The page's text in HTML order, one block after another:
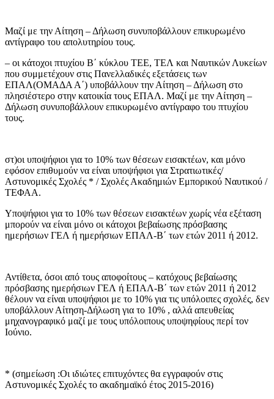
Μαζί με την Αίτηση – Δήλωση συνυποβάλλουν επικυρωμένο
αντίγραφο του απολυτηρίου τους.
– οι κάτοχοι πτυχίου Β΄ κύκλου ΤΕΕ, ΤΕΛ και Ναυτικών Λυκείων
που συμμετέχουν στις Πανελλαδικές εξετάσεις των
ΕΠΑΛ(ΟΜΑΔΑ Α΄) υποβάλλουν την Αίτηση – Δήλωση στο
πλησιέστερο στην κατοικία τους ΕΠΑΛ. Μαζί με την Αίτηση –
Δήλωση συνυποβάλλουν επικυρωμένο αντίγραφο του πτυχίου
τους.
στ)οι υποψήφιοι για το 10% των θέσεων εισακτέων, και μόνο
εφόσον επιθυμούν να είναι υποψήφιοι για Στρατιωτικές/
Αστυνομικές Σχολές * / Σχολές Ακαδημιών Εμπορικού Ναυτικού /
ΤΕΦΑΑ.
Υποψήφιοι για το 10% των θέσεων εισακτέων χωρίς νέα εξέταση
μπορούν να είναι μόνο οι κάτοχοι βεβαίωσης πρόσβασης
ημερήσιων ΓΕΛ ή ημερήσιων ΕΠΑΛ-Β΄ των ετών 2011 ή 2012.
Αντίθετα, όσοι από τους αποφοίτους – κατόχους βεβαίωσης
πρόσβασης ημερήσιων ΓΕΛ ή ΕΠΑΛ-Β΄ των ετών 2011 ή 2012
θέλουν να είναι υποψήφιοι με το 10% για τις υπόλοιπες σχολές, δεν
υποβάλλουν Αίτηση-Δήλωση για το 10% , αλλά απευθείας
μηχανογραφικό μαζί με τους υπόλοιπους υποψηφίους περί τον
Ιούνιο.
* (σημείωση :Οι ιδιώτες επιτυχόντες θα εγγραφούν στις
Αστυνομικές Σχολές το ακαδημαϊκό έτος 2015-2016)